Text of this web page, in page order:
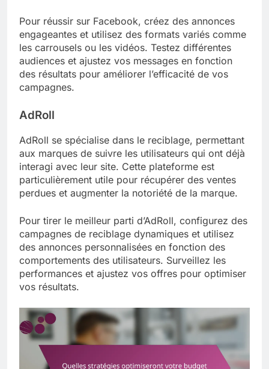
Pour réussir sur Facebook, créez des annonces
engageantes et utilisez des formats variés comme
les carrousels ou les vidéos. Testez différentes
audiences et ajustez vos messages en fonction
des résultats pour améliorer l’efficacité de vos
campagnes.
AdRoll
AdRoll se spécialise dans le reciblage, permettant
aux marques de suivre les utilisateurs qui ont déjà
interagi avec leur site. Cette plateforme est
particulièrement utile pour récupérer des ventes
perdues et augmenter la notoriété de la marque.
Pour tirer le meilleur parti d’AdRoll, configurez des
campagnes de reciblage dynamiques et utilisez
des annonces personnalisées en fonction des
comportements des utilisateurs. Surveillez les
performances et ajustez vos offres pour optimiser
vos résultats.